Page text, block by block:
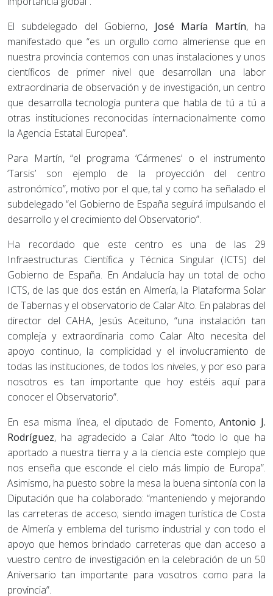
El subdelegado del Gobierno, José María Martín, ha
manifestado que “es un orgullo como almeriense que en
nuestra provincia contemos con unas instalaciones y unos
científicos de primer nivel que desarrollan una labor
extraordinaria de observación y de investigación, un centro
que desarrolla tecnología puntera que habla de tú a tú a
otras instituciones reconocidas internacionalmente como
la Agencia Estatal Europea”.
Para Martín, “el programa ‘Cármenes’ o el instrumento
‘Tarsis’ son ejemplo de la proyección del centro
astronómico”, motivo por el que, tal y como ha señalado el
subdelegado “el Gobierno de España seguirá impulsando el
desarrollo y el crecimiento del Observatorio”.
Ha recordado que este centro es una de las 29
Infraestructuras Científica y Técnica Singular (ICTS) del
Gobierno de España. En Andalucía hay un total de ocho
ICTS, de las que dos están en Almería, la Plataforma Solar
de Tabernas y el observatorio de Calar Alto. En palabras del
director del CAHA, Jesús Aceituno, “una instalación tan
compleja y extraordinaria como Calar Alto necesita del
apoyo continuo, la complicidad y el involucramiento de
todas las instituciones, de todos los niveles, y por eso para
nosotros es tan importante que hoy estéis aquí para
conocer el Observatorio”.
En esa misma línea, el diputado de Fomento,Antonio J.
Rodríguez, ha agradecido a Calar Alto “todo lo que ha
aportado a nuestra tierra y a la ciencia este complejo que
nos enseña que esconde el cielo más limpio de Europa”.
Asimismo, ha puesto sobre la mesa la buena sintonía con la
Diputación que ha colaborado: “manteniendo y mejorando
las carreteras de acceso; siendo imagen turística de Costa
de Almería y emblema del turismo industrial y con todo el
apoyo que hemos brindado carreteras que dan acceso a
vuestro centro de investigación en la celebración de un 50
Aniversario tan importante para vosotros como para la
provincia”.